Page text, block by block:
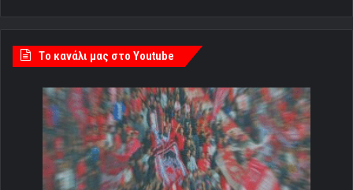
Tο κανάλι μας στο Youtube